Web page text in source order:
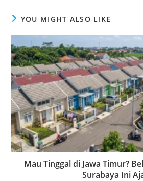
YOU MIGHT ALSO LIKE
Mau Tinggal di Jawa Timur?
Surabaya Ini